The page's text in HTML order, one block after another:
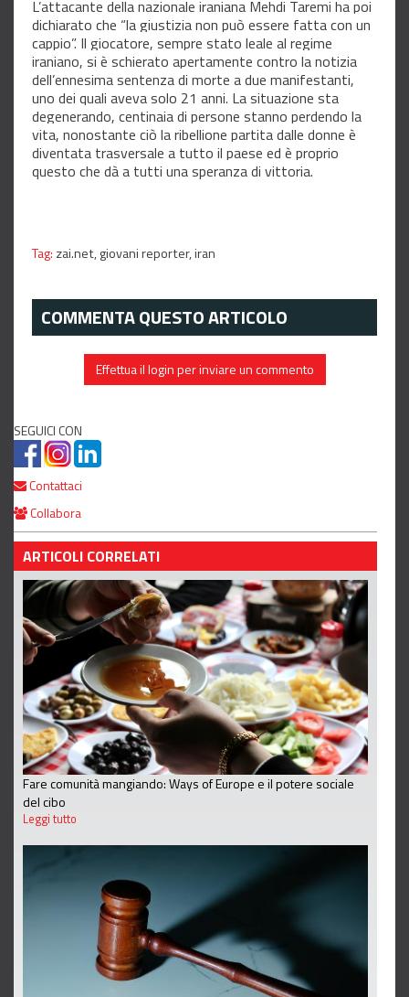
L’attacante della nazionale iraniana Mehdi Taremi ha poi
dichiarato che “la giustizia non può essere fatta con un
cappio”. Il giocatore, sempre stato leale al regime
iraniano, si è schierato apertamente contro la notizia
dell’ennesima sentenza di morte a due manifestanti,
uno dei quali aveva solo 21 anni. La situazione sta
degenerando, centinaia di persone stanno perdendo la
vita, nonostante ciò la ribellione partita dalle donne è
diventata trasversale a tutto il paese ed è proprio
questo che dà a tutti una speranza di vittoria.
Tag: zai.net,giovani reporter,iran
COMMENTA QUESTO ARTICOLO
Effettua il login per inviare un commento
SEGUICI CON
Contattaci
Collabora
ARTICOLI CORRELATI
Fare comunità mangiando: Ways of Europe e il potere sociale
del cibo
Leggi tutto